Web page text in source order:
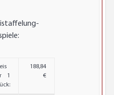
1
188,84
€